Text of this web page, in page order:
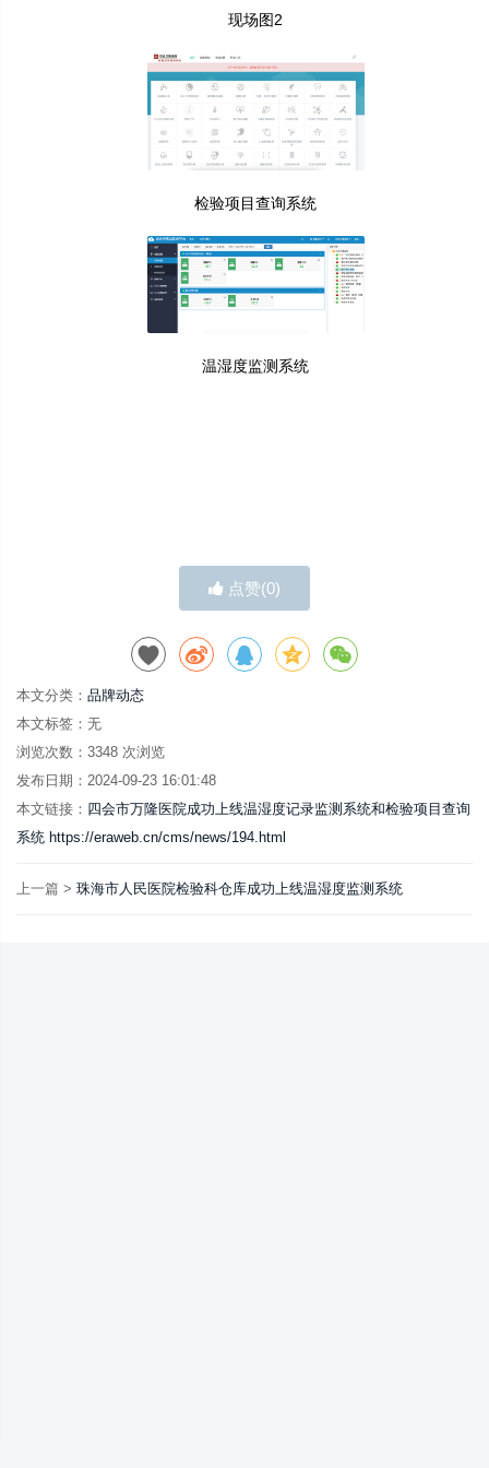
现场图2
检验项目查询系统
温湿度监测系统
点赞(0)
本文分类： 品牌动态
本文标签：无
浏览次数： 3348 次浏览
发布日期：2024-09-23 16:01:48
本文链接： 四会市万隆医院成功上线温湿度记录监测系统和检验项目查询
系统 https://eraweb.cn/cms/news/194.html
上一篇 > 珠海市人民医院检验科仓库成功上线温湿度监测系统